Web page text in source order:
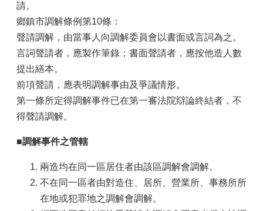
請。
鄉鎮市調解條例第10條：
聲請調解，由當事人向調解委員會以書面或言詞為之。
言詞聲請者，應製作筆錄；書面聲請者，應按他造人數
提出繕本。
前項聲請，應表明調解事由及爭議情形。
第一條所定得調解事件已在第一審法院辯論終結者，不
得聲請調解。
■調解事件之管轄
兩造均在同一區居住者由該區調解會調解。
不在同一區者由對造住、居所、營業所、事務所所
在地或犯罪地之調解會調解。